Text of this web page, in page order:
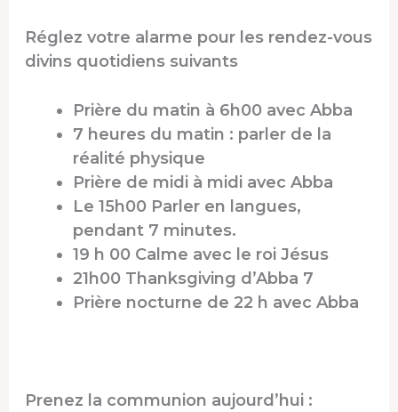
Réglez votre alarme pour les rendez-vous
divins quotidiens suivants
Prière du matin à 6h00 avec Abba
7 heures du matin : parler de la
réalité physique
Prière de midi à midi avec Abba
Le 15h00 Parler en langues,
pendant 7 minutes.
19 h 00 Calme avec le roi Jésus
21h00 Thanksgiving d’Abba 7
Prière nocturne de 22 h avec Abba
Prenez la communion aujourd’hui :